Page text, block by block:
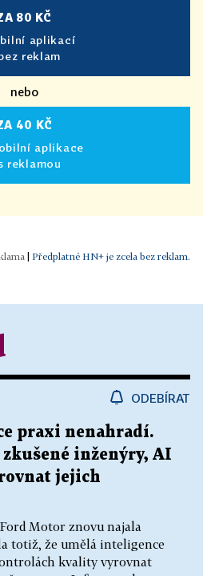
80 KČ
aplikací
reklam
nebo
40 KČ
aplikace
reklamou
Předplatné HN+ je zcela bez reklam.
ODEBÍRAT
praxi nenahradí.
inženýry, AI
jejich
Motor znovu najala
totiž, že umělá inteligence
kvality vyrovnat